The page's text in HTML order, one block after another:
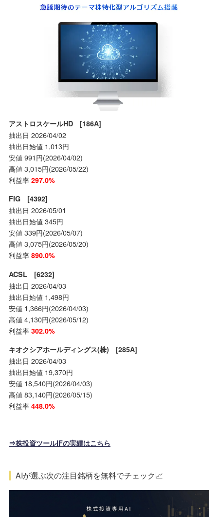
アストロスケールHD [186A]
抽出日 2026/04/02
抽出日始値 1,013円
安値 991円(2026/04/02)
高値 3,015円(2026/05/22)
利益率 297.0%
FIG [4392]
抽出日 2026/05/01
抽出日始値 345円
安値 339円(2026/05/07)
高値 3,075円(2026/05/20)
利益率 890.0%
ACSL [6232]
抽出日 2026/04/03
抽出日始値 1,498円
安値 1,366円(2026/04/03)
高値 4,130円(2026/05/12)
利益率 302.0%
キオクシアホールディングス(株) [285A]
抽出日 2026/04/03
抽出日始値 19,370円
安値 18,540円(2026/04/03)
高値 83,140円(2026/05/15)
利益率 448.0%
⇒株投資ツールIFの実績はこちら
AIが選ぶ次の注目銘柄を無料でチェック📈